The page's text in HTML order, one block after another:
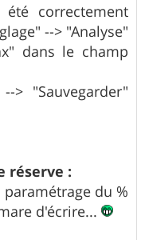
correctement
--> "Analyse"
dans le champ
> "Sauvegarder"
réserve :
du %
d'écrire...